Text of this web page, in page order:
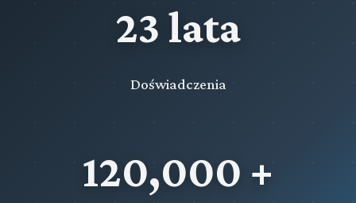
23 lata
Doświadczenia
120,000 +